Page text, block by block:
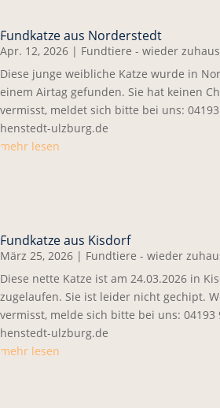
Fundkatze aus Norderstedt
Apr. 12, 2026 | Fundtiere - wieder
Diese junge weibliche Katze wurde in
einem Airtag gefunden. Sie hat keinen
vermisst, meldet sich bitte bei uns:
henstedt-ulzburg.de
mehr lesen
Fundkatze aus Kisdorf
März 25, 2026 | Fundtiere - wieder
Diese nette Katze ist am 24.03.2026 in
zugelaufen. Sie ist leider nicht gechipt.
vermisst, melde sich bitte bei uns: 04193
henstedt-ulzburg.de
mehr lesen